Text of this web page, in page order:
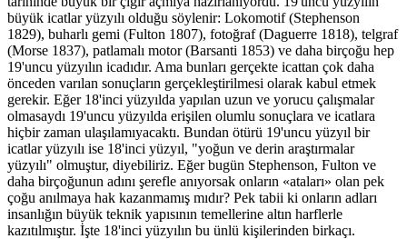
büyük icatlar yüzyılı olduğu söylenir: Lokomotif (Stephenson
1829), buharlı gemi (Fulton 1807), fotoğraf (Daguerre 1818), telgraf
(Morse 1837), patlamalı motor (Barsanti 1853) ve daha birçoğu hep
19'uncu yüzyılın icadıdır. Ama bunları gerçekte icattan çok daha
önceden varılan sonuçların gerçekleştirilmesi olarak kabul etmek
gerekir. Eğer 18'inci yüzyılda yapılan uzun ve yorucu çalışmalar
olmasaydı 19'uncu yüzyılda erişilen olumlu sonuçlara ve icatlara
hiçbir zaman ulaşılamıyacaktı. Bundan ötürü 19'uncu yüzyıl bir
icatlar yüzyılı ise 18'inci yüzyıl, "yoğun ve derin araştırmalar
yüzyılı" olmuştur, diyebiliriz. Eğer bugün Stephenson, Fulton ve
daha birçoğunun adını şerefle anıyorsak onların «ataları» olan pek
çoğu anılmaya hak kazanmamış mıdır? Pek tabii ki onların adları
insanlığın büyük teknik yapısının temellerine altın harflerle
kazıtılmıştır. İşte 18'inci yüzyılın bu ünlü kişilerinden birkaçı.